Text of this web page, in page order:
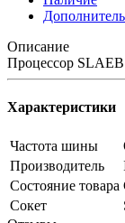
Описание
Процессор
Характеристики
Частота шины
Производитель
Состояние товара
Сокет